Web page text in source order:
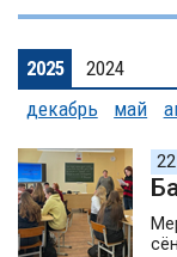
2025
2024
декабрь
май